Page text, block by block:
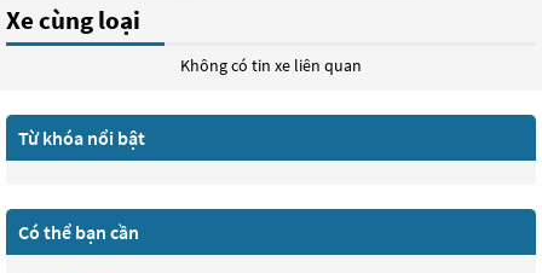
Xe cùng loại
Không có tin xe liên quan
Từ khóa nổi bật
Có thể bạn cần